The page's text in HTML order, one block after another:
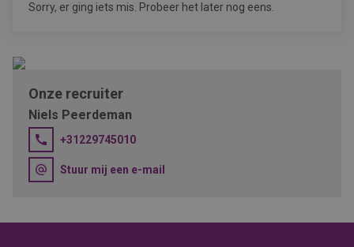
Sorry, er ging iets mis. Probeer het later nog eens.
Onze recruiter
Niels Peerdeman
+31229745010
Stuur mij een e-mail